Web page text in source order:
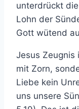
unterdrückt
Lohn der
Gott wütend
Jesus Zeugnis
mit Zorn,
Liebe kein
uns unsere